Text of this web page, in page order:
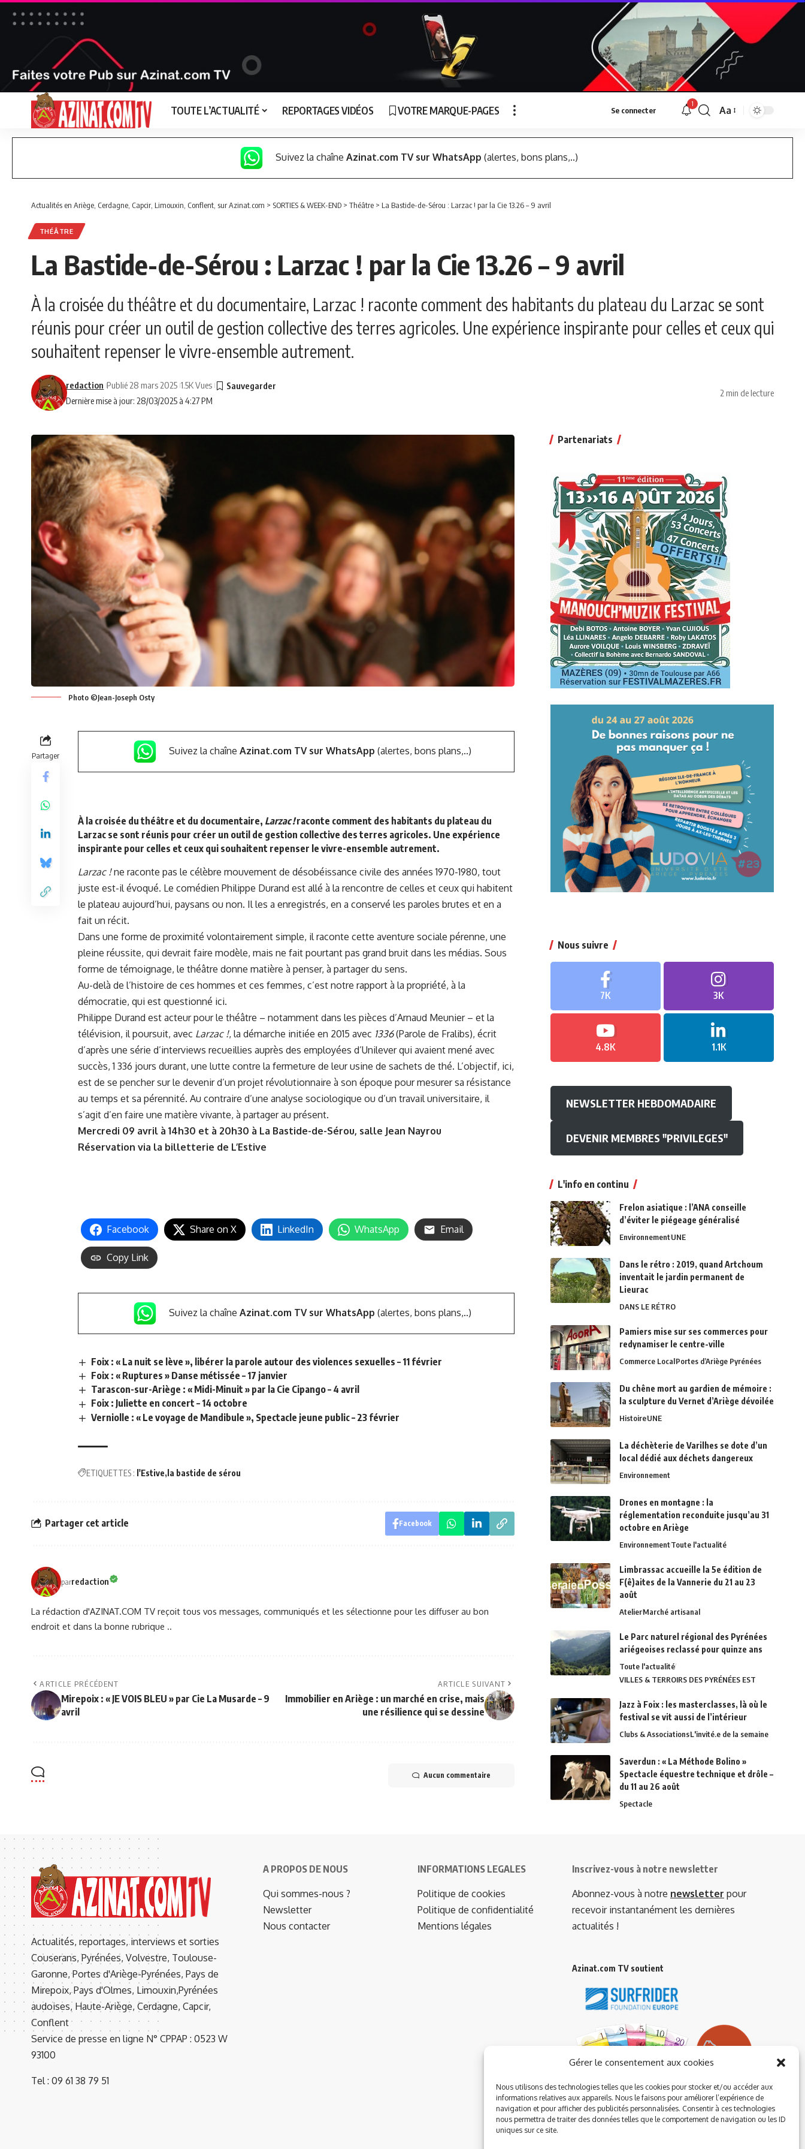
Gérer le consentement aux cookies
Nous utilisons des technologies telles que les cookies pour stocker et/ou accéder aux
informations relatives aux appareils. Nous le faisons pour améliorer l’expérience de
navigation et pour afficher des publicités personnalisées. Consentir à ces technologies
nous permettra de traiter des données telles que le comportement de navigation ou les ID
uniques sur ce site.
TOUTE L’ACTUALITÉ REPORTAGES VIDÉOS VOTRE MARQUE-PAGES Se connecter
1
Font
Aa
Suivez la chaîne Azinat.com TV sur WhatsApp (alertes, bons plans,..)
Actualités en Ariège, Cerdagne, Capcir, Limouxin, Conflent, sur Azinat.com > SORTIES & WEEK-END > Théâtre > La Bastide-de-Sérou : Larzac ! par la Cie 13.26 – 9 avril
THÉÂTRE
La Bastide-de-Sérou : Larzac ! par la Cie 13.26 – 9 avril
À la croisée du théâtre et du documentaire, Larzac ! raconte comment des habitants du plateau du Larzac se sont
réunis pour créer un outil de gestion collective des terres agricoles. Une expérience inspirante pour celles et ceux qui
souhaitent repenser le vivre-ensemble autrement.
Dernière mise à jour: 28/03/2025 à 4:27 PM
redaction Publié 28 mars 2025 1.5K Vues
2 min de lecture
Photo ©Jean-Joseph Osty
Partager Suivez la chaîne Azinat.com TV sur WhatsApp (alertes, bons plans,..)
À la croisée du théâtre et du documentaire, Larzac !raconte comment des habitants du plateau du
Larzac se sont réunis pour créer un outil de gestion collective des terres agricoles. Une expérience
inspirante pour celles et ceux qui souhaitent repenser le vivre-ensemble autrement.
Larzac !ne raconte pas le célèbre mouvement de désobéissance civile des années 1970-1980, tout
juste est-il évoqué. Le comédien Philippe Durand est allé à la rencontre de celles et ceux qui habitent
le plateau aujourd’hui, paysans ou non. Il les a enregistrés, en a conservé les paroles brutes et en a
fait un récit.
Dans une forme de proximité volontairement simple, il raconte cette aventure sociale pérenne, une
pleine réussite, qui devrait faire modèle, mais ne fait pourtant pas grand bruit dans les médias. Sous
forme de témoignage, le théâtre donne matière à penser, à partager du sens.
Au-delà de l’histoire de ces hommes et ces femmes, c’est notre rapport à la propriété, à la
démocratie, qui est questionné ici.
Philippe Durand est acteur pour le théâtre – notamment dans les pièces d’Arnaud Meunier – et la
télévision, il poursuit, avec Larzac !, la démarche initiée en 2015 avec 1336(Parole de Fralibs), écrit
d’après une série d’interviews recueillies auprès des employées d’Unilever qui avaient mené avec
succès, 1 336 jours durant, une lutte contre la fermeture de leur usine de sachets de thé. L’objectif, ici,
est de se pencher sur le devenir d’un projet révolutionnaire à son époque pour mesurer sa résistance
au temps et sa pérennité. Au contraire d’une analyse sociologique ou d’un travail universitaire, il
s’agit d’en faire une matière vivante, à partager au présent.
Mercredi 09 avril à 14h30 et à 20h30 à La Bastide-de-Sérou, salle Jean Nayrou
Réservation via la billetterie de L’Estive
Facebook Share on X LinkedIn WhatsApp Email
Copy Link
Suivez la chaîne Azinat.com TV sur WhatsApp (alertes, bons plans,..)
Foix : « La nuit se lève », libérer la parole autour des violences sexuelles – 11 février
Foix : « Ruptures » Danse métissée – 17 janvier
Tarascon-sur-Ariège : « Midi-Minuit » par la Cie Cipango – 4 avril
Foix : Juliette en concert – 14 octobre
Verniolle : « Le voyage de Mandibule », Spectacle jeune public – 23 février
ETIQUETTES : l'Estive la bastide de sérou
Partager cet article Facebook
parredaction
La rédaction d'AZINAT.COM TV reçoit tous vos messages, communiqués et les sélectionne pour les diffuser au bon
endroit et dans la bonne rubrique ..
ARTICLE PRÉCÉDENT
Mirepoix : « JE VOIS BLEU » par Cie La Musarde – 9
avril
ARTICLE SUIVANT
Immobilier en Ariège : un marché en crise, mais
une résilience qui se dessine
Aucun commentaire
Partenariats
Nous suivre
7K 3K
4.8K 1.1K
NEWSLETTER HEBDOMADAIRE
DEVENIR MEMBRES "PRIVILEGES"
L'info en continu
Frelon asiatique : l’ANA conseille
d’éviter le piégeage généralisé
EnvironnementUNE
Dans le rétro : 2019, quand Artchoum
inventait le jardin permanent de
Lieurac
DANS LE RÉTRO
Pamiers mise sur ses commerces pour
redynamiser le centre-ville
Commerce LocalPortes d’Ariège Pyrénées
Du chêne mort au gardien de mémoire :
la sculpture du Vernet d’Ariège dévoilée
HistoireUNE
La déchèterie de Varilhes se dote d’un
local dédié aux déchets dangereux
Environnement
Drones en montagne : la
réglementation reconduite jusqu’au 31
octobre en Ariège
EnvironnementToute l'actualité
Limbrassac accueille la 5e édition de
F(ê)aites de la Vannerie du 21 au 23
août
AtelierMarché artisanal
Le Parc naturel régional des Pyrénées
ariégeoises reclassé pour quinze ans
Toute l'actualité
VILLES & TERROIRS DES PYRÉNÉES EST
Jazz à Foix : les masterclasses, là où le
festival se vit aussi de l’intérieur
Clubs & AssociationsL'invité.e de la semaine
Saverdun : « La Méthode Bolino »
Spectacle équestre technique et drôle –
du 11 au 26 août
Spectacle
Actualités, reportages, interviews et sorties
Couserans, Pyrénées, Volvestre, Toulouse-
Garonne, Portes d'Ariège-Pyrénées, Pays de
Mirepoix, Pays d'Olmes, Limouxin,Pyrénées
audoises, Haute-Ariège, Cerdagne, Capcir,
Conflent
Service de presse en ligne N° CPPAP : 0523 W
93100
Tel : 09 61 38 79 51
A PROPOS DE NOUS
Qui sommes-nous ?
Newsletter
Nous contacter
INFORMATIONS LEGALES
Politique de cookies
Politique de confidentialité
Mentions légales
Inscrivez-vous à notre newsletter
Abonnez-vous à notre newsletter pour
recevoir instantanément les dernières
actualités !
Azinat.com TV soutient